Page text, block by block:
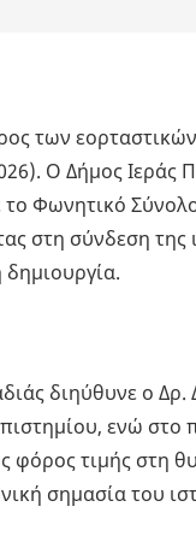
των
Ο Δήμος Ιεράς
το Φωνητικό
στη σύνδεση της
διηύθυνε ο
ενώ
φόρος τιμής στη
σημασία του